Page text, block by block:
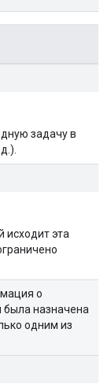
задачу в
исходит эта
о
была назначена
одним из